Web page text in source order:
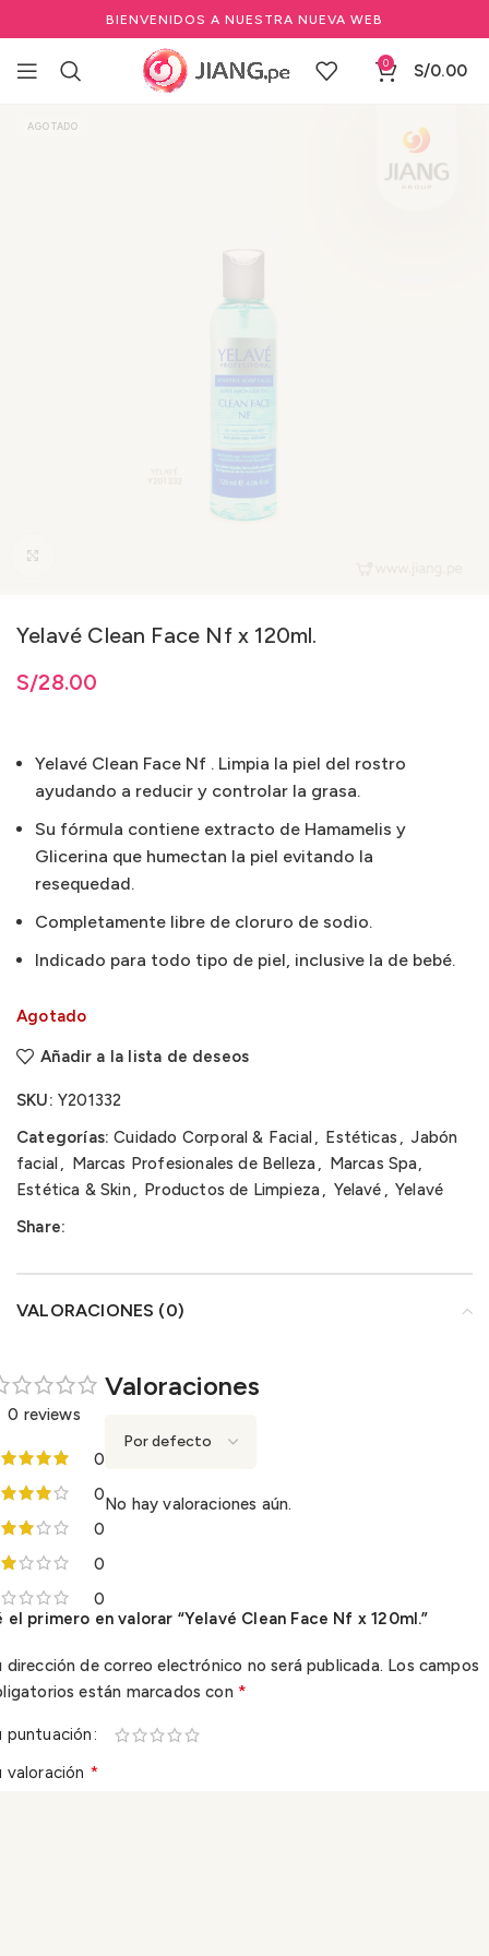
BIENVENIDOS A NUESTRA NUEVA WEB
0 S/0.00
Inicio Estéticas
AGOTADO
Yelavé Clean Face Nf x 120ml.
S/28.00
Yelavé Clean Face Nf . Limpia la piel del rostro
ayudando a reducir y controlar la grasa.
Su fórmula contiene extracto de Hamamelis y
Glicerina que humectan la piel evitando la
resequedad.
Completamente libre de cloruro de sodio.
Indicado para todo tipo de piel, inclusive la de bebé.
Agotado
Añadir a la lista de deseos
SKU: Y201332
Categorías: Cuidado Corporal & Facial, Estéticas , Jabón
facial, Marcas Profesionales de Belleza, Marcas Spa,
Estética & Skin, Productos de Limpieza, Yelavé , Yelavé
Share:
VALORACIONES (0)
0 reviews
0
0
0
0
0
Valoraciones
No hay valoraciones aún.
el primero en valorar “Yelavé Clean Face Nf x 120ml.”
dirección de correo electrónico no será publicada. Los campos
están marcados con *
puntuación
valoración *